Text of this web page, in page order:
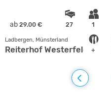
ab 29.00 € 27 1
+
Ladbergen, Münsterland
Reiterhof Westerfeld